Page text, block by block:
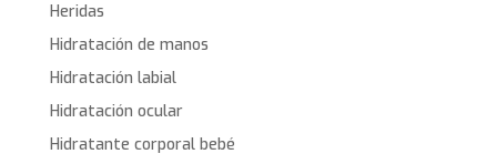
Heridas
Hidratación de manos
Hidratación labial
Hidratación ocular
Hidratante corporal bebé